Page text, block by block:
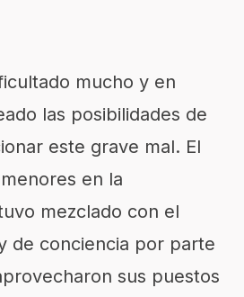
mucho y en
las posibilidades de
este grave mal. El
en la
mezclado con el
de conciencia por parte
sus puestos